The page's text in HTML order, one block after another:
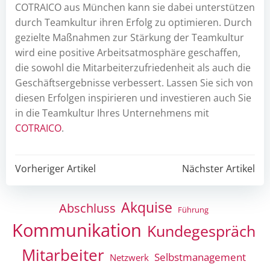
COTRAICO aus München kann sie dabei unterstützen
durch Teamkultur ihren Erfolg zu optimieren. Durch
gezielte Maßnahmen zur Stärkung der Teamkultur
wird eine positive Arbeitsatmosphäre geschaffen,
die sowohl die Mitarbeiterzufriedenheit als auch die
Geschäftsergebnisse verbessert. Lassen Sie sich von
diesen Erfolgen inspirieren und investieren auch Sie
in die Teamkultur Ihres Unternehmens mit
COTRAICO.
Post
navigation
Vorheriger Artikel
navigation
Nächster Artikel
Abschluss Akquise Führung
Kommunikation Kundegespräch
Mitarbeiter Netzwerk Selbstmanagement